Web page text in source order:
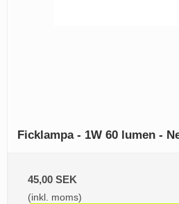
Ficklampa - 1W 60 lumen -
45,00 SEK
(inkl. moms)